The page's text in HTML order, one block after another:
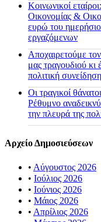
Κοινωνικοί
Οικονομίας &
ευρώ του
εργαζόμενων
Αποχαιρετούμε
μας τραγουδιού κι
πολιτική συνείδηση
Οι τραγικοί
Ρέθυμνο
την πλευρά της
Αρχείο Δημοσιεύσεων
• Αύγουστος 2026
• Ιούλιος 2026
• Ιούνιος 2026
• Μάιος 2026
• Απρίλιος 2026